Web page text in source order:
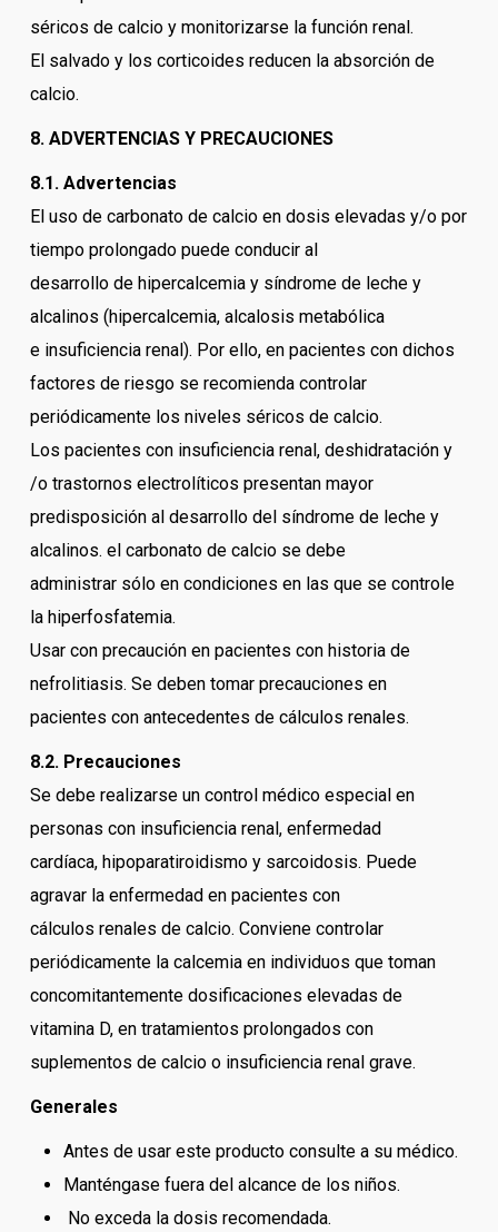
séricos de calcio y monitorizarse la función renal.
El salvado y los corticoides reducen la absorción de
calcio.
8. ADVERTENCIAS Y PRECAUCIONES
8.1. Advertencias
El uso de carbonato de calcio en dosis elevadas y/o por
tiempo prolongado puede conducir al
desarrollo de hipercalcemia y síndrome de leche y
alcalinos (hipercalcemia, alcalosis metabólica
e insuficiencia renal). Por ello, en pacientes con dichos
factores de riesgo se recomienda controlar
periódicamente los niveles séricos de calcio.
Los pacientes con insuficiencia renal, deshidratación y
/o trastornos electrolíticos presentan mayor
predisposición al desarrollo del síndrome de leche y
alcalinos. el carbonato de calcio se debe
administrar sólo en condiciones en las que se controle
la hiperfosfatemia.
Usar con precaución en pacientes con historia de
nefrolitiasis. Se deben tomar precauciones en
pacientes con antecedentes de cálculos renales.
8.2. Precauciones
Se debe realizarse un control médico especial en
personas con insuficiencia renal, enfermedad
cardíaca, hipoparatiroidismo y sarcoidosis. Puede
agravar la enfermedad en pacientes con
cálculos renales de calcio. Conviene controlar
periódicamente la calcemia en individuos que toman
concomitantemente dosificaciones elevadas de
vitamina D, en tratamientos prolongados con
suplementos de calcio o insuficiencia renal grave.
Generales
Antes de usar este producto consulte a su médico.
Manténgase fuera del alcance de los niños.
No exceda la dosis recomendada.